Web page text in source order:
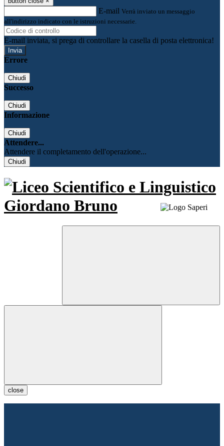
E-mail Verrà inviato un messaggio
all'indirizzo indicato con le istruzioni necessarie.
E-mail inviata, si prega di controllare la casella di posta elettronica!
Errore
Chiudi
Successo
Chiudi
Informazione
Chiudi
Attendere...
Attendere il completamento dell'operazione...
Chiudi
close